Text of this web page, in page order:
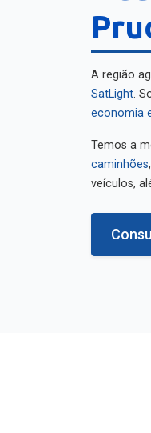
A região
SatLight
.
economia
Temos a
caminhões
veículos,